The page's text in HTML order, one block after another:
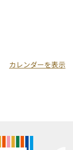
カレンダーを表示